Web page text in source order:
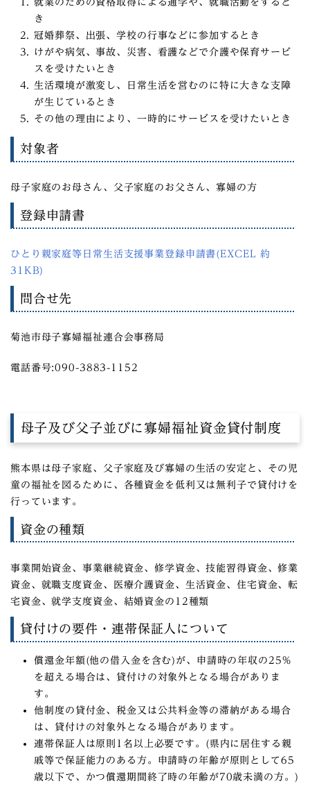
就業のための資格取得による通学や、就職活動をすると
き
冠婚葬祭、出張、学校の行事などに参加するとき
けがや病気、事故、災害、看護などで介護や保育サービ
スを受けたいとき
生活環境が激変し、日常生活を営むのに特に大きな支障
が生じているとき
その他の理由により、一時的にサービスを受けたいとき
対象者
母子家庭のお母さん、父子家庭のお父さん、寡婦の方
登録申請書
ひとり親家庭等日常生活支援事業登録申請書(EXCEL 約
31KB)
問合せ先
菊池市母子寡婦福祉連合会事務局
電話番号:090-3883-1152
母子及び父子並びに寡婦福祉資金貸付制度
熊本県は母子家庭、父子家庭及び寡婦の生活の安定と、その児
童の福祉を図るために、各種資金を低利又は無利子で貸付けを
行っています。
資金の種類
事業開始資金、事業継続資金、修学資金、技能習得資金、修業
資金、就職支度資金、医療介護資金、生活資金、住宅資金、転
宅資金、就学支度資金、結婚資金の12種類
貸付けの要件・連帯保証人について
償還金年額(他の借入金を含む)が、申請時の年収の25%
を超える場合は、貸付けの対象外となる場合がありま
す。
他制度の貸付金、税金又は公共料金等の滞納がある場合
は、貸付けの対象外となる場合があります。
連帯保証人は原則1名以上必要です。(県内に居住する親
戚等で保証能力のある方。申請時の年齢が原則として65
歳以下で、かつ償還期間終了時の年齢が70歳未満の方。)